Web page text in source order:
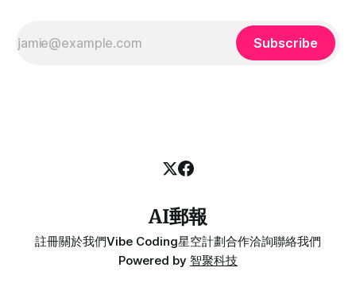
Subscribe
AI郵報
註冊關於我們Vibe Coding星空計劃合作洽詢聯絡我們
Powered by 智聚科技